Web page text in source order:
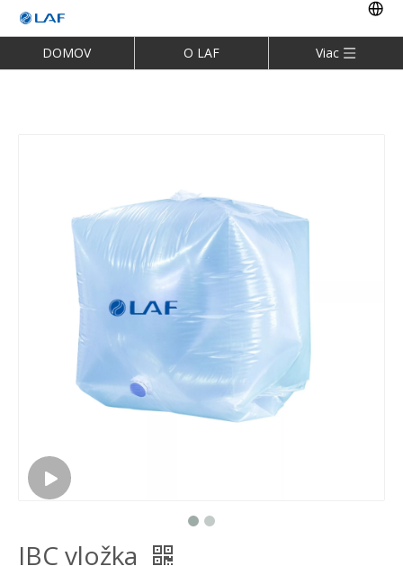
DOMOV O LAF Viac
IBC vložka